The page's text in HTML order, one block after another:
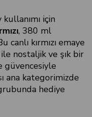
kullanımı için
, 380 ml
kırmızı emaye
nostaljik ve şık bir
güvencesiyle
ana kategorimizde
hediye